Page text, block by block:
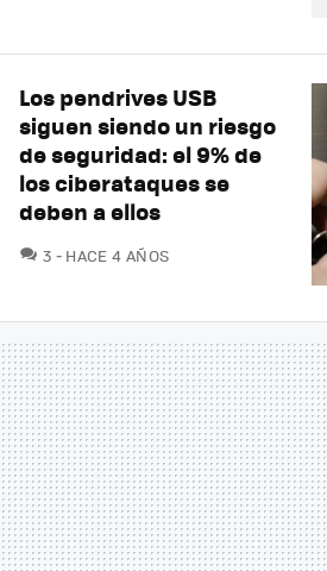
Los pendrives USB
siguen siendo un riesgo
de seguridad: el 9% de
los ciberataques se
deben a ellos
3 COMENTARIOS
HACE 4 AÑOS